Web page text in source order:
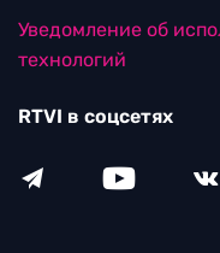
Уведомление об
технологий
RTVI в соцсетях